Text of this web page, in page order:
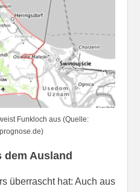
Funkloch aus (Quelle:
dem Ausland
überrascht hat: Auch aus